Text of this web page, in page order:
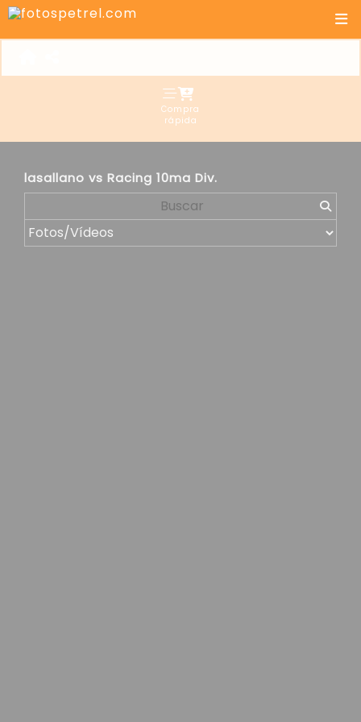
Compra
rápida
lasallano vs Racing 10ma Div.